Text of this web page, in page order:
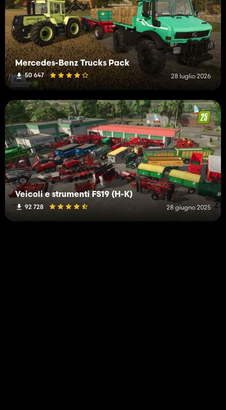
Mercedes-Benz Trucks Pack
50 647 28 luglio 2026
Veicoli e strumenti FS19 (H-K)
92 728 28 giugno 2025